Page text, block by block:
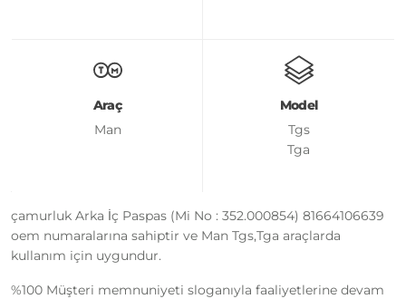
Araç
Man
Model
Tgs
Tga
çamurluk Arka İç Paspas (Mi No : 352.000854) 81664106639
oem numaralarına sahiptir ve Man Tgs,Tga araçlarda
kullanım için uygundur.
%100 Müşteri memnuniyeti sloganıyla faaliyetlerine devam